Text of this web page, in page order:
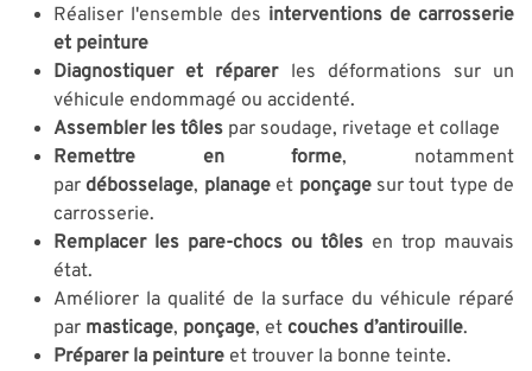
Réaliser l'ensemble des interventions de carrosserie
et peinture
Diagnostiquer et réparerles déformations sur un
véhicule endommagé ou accidenté.
Assembler les tôles par soudage, rivetage et collage
Remettre en forme, notamment
pardébosselage, planageet ponçagesur tout type de
carrosserie.
Remplacer les pare-chocs ou tôles en trop mauvais
état.
Améliorer la qualité de la surface du véhicule réparé
par masticage, ponçage, et couches d’antirouille.
Préparer la peinture et trouver la bonne teinte.